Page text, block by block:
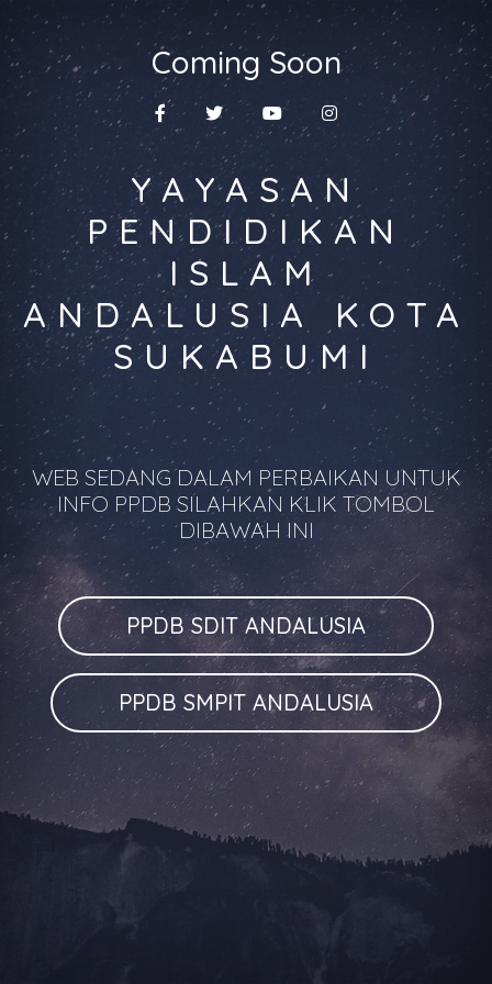
Coming Soon
YAYASAN
PENDIDIKAN
ISLAM
ANDALUSIA KOTA
SUKABUMI
WEB SEDANG DALAM PERBAIKAN UNTUK
INFO PPDB SILAHKAN KLIK TOMBOL
DIBAWAH INI
PPDB SDIT ANDALUSIA
PPDB SMPIT ANDALUSIA